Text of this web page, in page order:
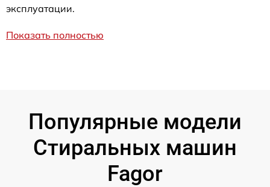
эксплуатации.
Показать полностью
Популярные модели
Стиральных машин
Fagor